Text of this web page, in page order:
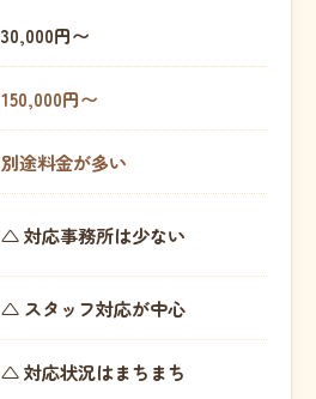
30,000円〜
150,000円〜
別途料金が多い
△ 対応事務所は少ない
△ スタッフ対応が中心
△ 対応状況はまちまち